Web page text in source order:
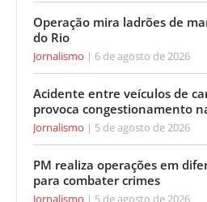
Operação mira ladrões de
do Rio
Jornalismo 6 de agosto de 2026
Acidente entre veículos de
provoca congestionamento
Jornalismo 5 de agosto de 2026
PM realiza operações em
para combater crimes
Jornalismo 5 de agosto de 2026